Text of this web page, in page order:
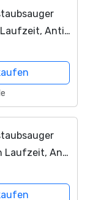
Anti
Laufzeit, Anti